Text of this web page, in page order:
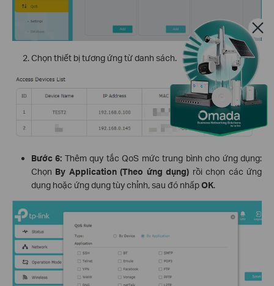
Chọn thiết bị tương ứng từ danh sách.
Bước 6: Thêm quy tắc QoS mức trung bình cho ứng dụng:
Chọn By Application (Theo ứng dụng) rồi chọn các ứng
dụng hoặc ứng dụng tùy chỉnh, sau đó nhấpOK.